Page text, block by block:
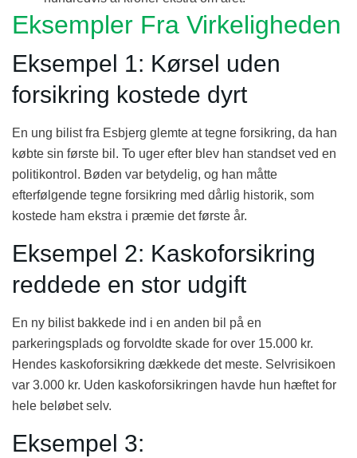
Eksempler Fra Virkeligheden
Eksempel 1: Kørsel uden
forsikring kostede dyrt
En ung bilist fra Esbjerg glemte at tegne forsikring, da han
købte sin første bil. To uger efter blev han standset ved en
politikontrol. Bøden var betydelig, og han måtte
efterfølgende tegne forsikring med dårlig historik, som
kostede ham ekstra i præmie det første år.
Eksempel 2: Kaskoforsikring
reddede en stor udgift
En ny bilist bakkede ind i en anden bil på en
parkeringsplads og forvoldte skade for over 15.000 kr.
Hendes kaskoforsikring dækkede det meste. Selvrisikoen
var 3.000 kr. Uden kaskoforsikringen havde hun hæftet for
hele beløbet selv.
Eksempel 3: